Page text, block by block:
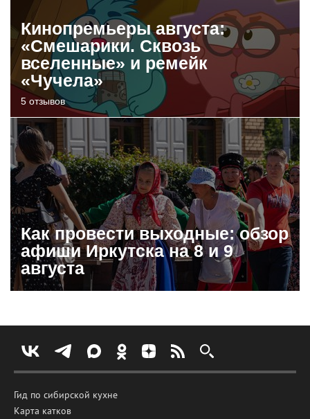
Кинопремьеры августа:
«Смешарики. Сквозь
вселенные» и ремейк
«Чучела»
5 отзывов
Как провести выходные: обзор
афиши Иркутска на 8 и 9
августа
Гид по сибирской кухне
Карта катков